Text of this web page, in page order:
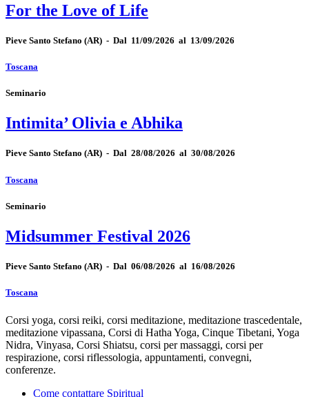
For the Love of Life
Pieve Santo Stefano (AR) - Dal 11/09/2026 al 13/09/2026
Toscana
Seminario
Intimita’ Olivia e Abhika
Pieve Santo Stefano (AR) - Dal 28/08/2026 al 30/08/2026
Toscana
Seminario
Midsummer Festival 2026
Pieve Santo Stefano (AR) - Dal 06/08/2026 al 16/08/2026
Toscana
Corsi yoga, corsi reiki, corsi meditazione, meditazione trascedentale,
meditazione vipassana, Corsi di Hatha Yoga, Cinque Tibetani, Yoga
Nidra, Vinyasa, Corsi Shiatsu, corsi per massaggi, corsi per
respirazione, corsi riflessologia, appuntamenti, convegni,
conferenze.
Come contattare Spiritual